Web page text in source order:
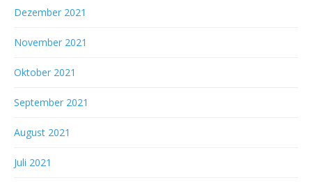
Dezember 2021
November 2021
Oktober 2021
September 2021
August 2021
Juli 2021